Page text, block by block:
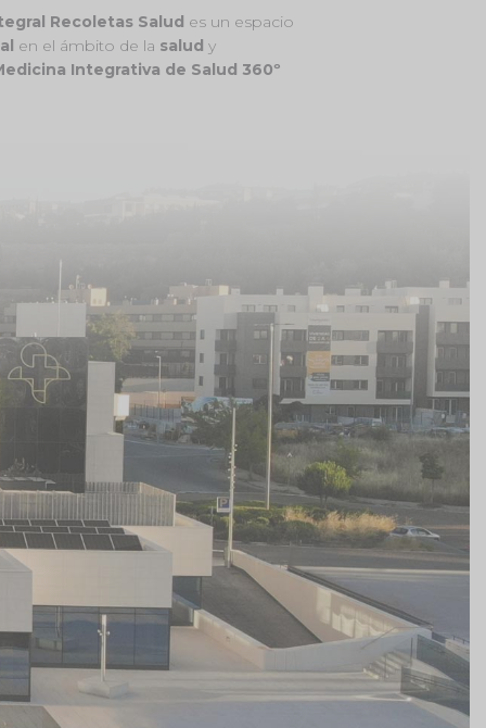
Recoletas Salud es un espacio
en el ámbito de la salud y
Integrativa de Salud 360º